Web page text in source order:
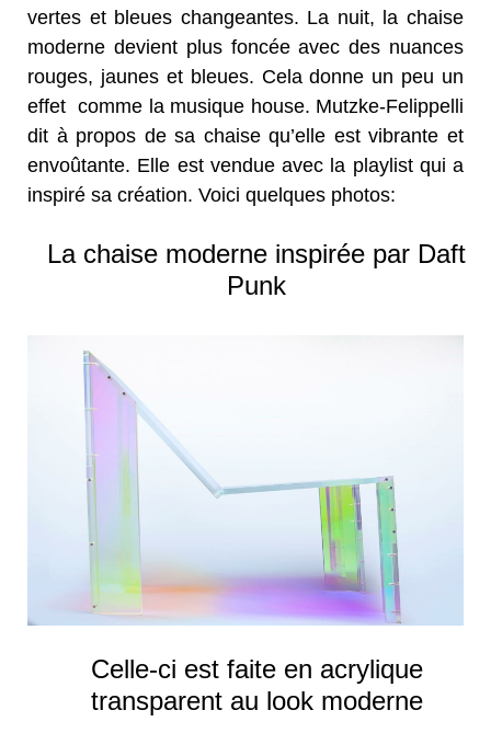
vertes et bleues changeantes. La nuit, la chaise
moderne devient plus foncée avec des nuances
rouges, jaunes et bleues. Cela donne un peu un
effet comme la musique house. Mutzke-Felippelli
dit à propos de sa chaise qu’elle est vibrante et
envoûtante. Elle est vendue avec la playlist qui a
inspiré sa création. Voici quelques photos:
La chaise moderne inspirée par Daft
Punk
Celle-ci est faite en acrylique
transparent au look moderne